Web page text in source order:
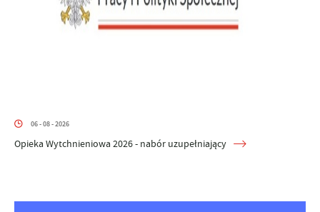
06 - 08 - 2026
Opieka Wytchnieniowa 2026 - nabór uzupełniający